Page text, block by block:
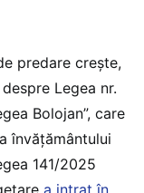
predare crește,
Legea nr.
Bolojan”, care
învățământului
141/2025
a intrat în